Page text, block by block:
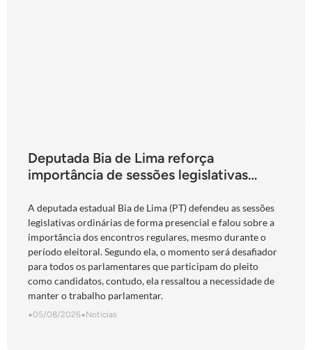
Deputada Bia de Lima reforça
importância de sessões legislativas
“obrigação com o povo de Goiás”
A deputada estadual Bia de Lima (PT) defendeu as sessões
legislativas ordinárias de forma presencial e falou sobre a
importância dos encontros regulares, mesmo durante o
período eleitoral. Segundo ela, o momento será desafiador
para todos os parlamentares que participam do pleito
como candidatos, contudo, ela ressaltou a necessidade de
manter o trabalho parlamentar.
•05/08/2026•Notícias